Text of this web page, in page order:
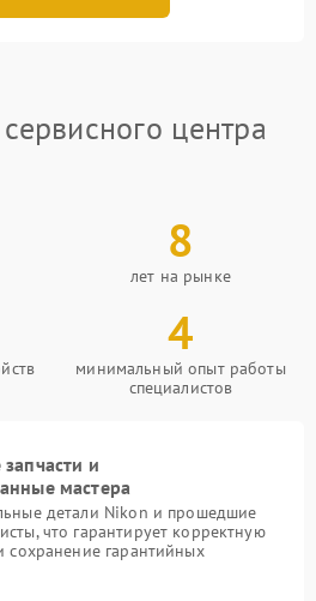
центра
8
лет на рынке
4
минимальный опыт работы
специалистов
и
мастера
детали Nikon и прошедшие
что гарантирует корректную
сохранение гарантийных